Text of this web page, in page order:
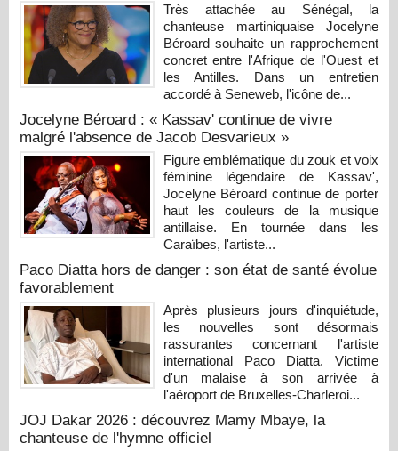
Très attachée au Sénégal, la
chanteuse martiniquaise Jocelyne
Béroard souhaite un rapprochement
concret entre l'Afrique de l'Ouest et
les Antilles. Dans un entretien
accordé à Seneweb, l'icône de...
Jocelyne Béroard : « Kassav' continue de vivre
malgré l'absence de Jacob Desvarieux »
Figure emblématique du zouk et voix
féminine légendaire de Kassav',
Jocelyne Béroard continue de porter
haut les couleurs de la musique
antillaise. En tournée dans les
Caraïbes, l'artiste...
Paco Diatta hors de danger : son état de santé évolue
favorablement
Après plusieurs jours d'inquiétude,
les nouvelles sont désormais
rassurantes concernant l'artiste
international Paco Diatta. Victime
d'un malaise à son arrivée à
l'aéroport de Bruxelles-Charleroi...
JOJ Dakar 2026 : découvrez Mamy Mbaye, la
chanteuse de l'hymne officiel